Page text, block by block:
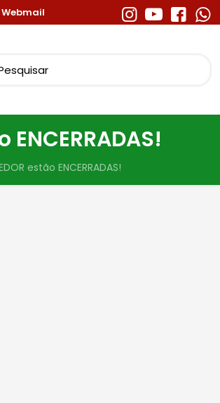
Webmail
ENCERRADAS!
estão ENCERRADAS!